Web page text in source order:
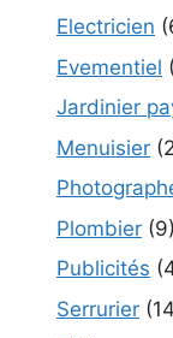
Electricien
Evementiel
Jardinier
Menuisier
Plombier (9)
Publicités
Serrurier